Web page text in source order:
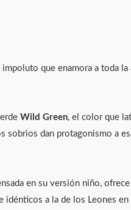
que enamora a toda
Wild Green, el color que
dan protagonismo a
en su versión niño,
a la de los Leones